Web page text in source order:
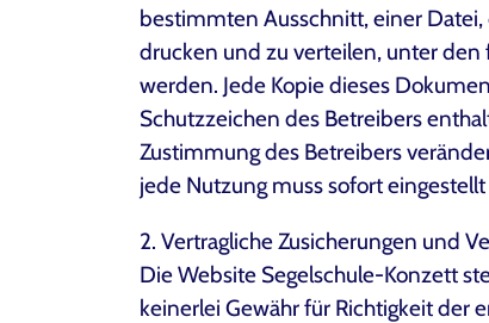
bestimmten Ausschnitt, einer
drucken und zu verteilen, unter
werden. Jede Kopie dieses
Schutzzeichen des Betreibers
Zustimmung des Betreibers
jede Nutzung muss sofort
2. Vertragliche Zusicherungen und
Die Website Segelschule-Konzett
keinerlei Gewähr für Richtigkeit der